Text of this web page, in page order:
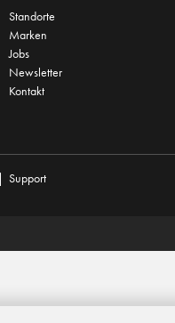
Standorte
Marken
Jobs
Newsletter
Kontakt
Support